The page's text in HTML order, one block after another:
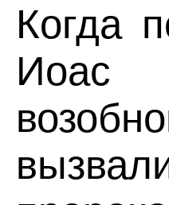
Когда
Иоас